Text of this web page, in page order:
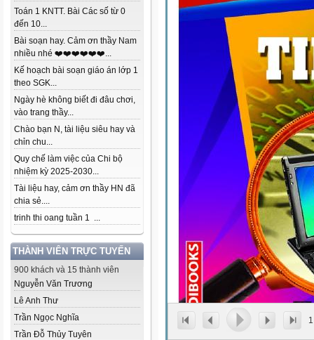
Toán 1 KNTT. Bài Các số từ 0
đến 10...
Bài soạn hay. Cảm ơn thầy Nam
nhiều nhé ❤️❤️❤️❤️❤️❤️...
Kế hoạch bài soạn giáo án lớp 1
theo SGK...
Ngày hè không biết đi đâu chơi,
vào trang thầy...
Chào bạn N, tài liệu siêu hay và
chỉn chu...
Quy chế làm việc của Chi bộ
nhiệm kỳ 2025-2030...
Tài liệu hay, cảm ơn thầy HN đã
chia sẻ....
trinh thi oang tuần 1 ...
THÀNH VIÊN TRỰC TUYẾN
900 khách và 15 thành viên
Nguyễn Văn Trương
Lê Anh Thư
Trần Ngọc Nghĩa
Trần Đỗ Thủy Tuyên
1